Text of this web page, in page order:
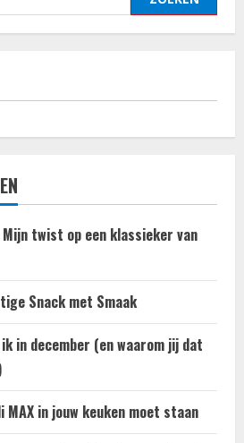
twist op een klassieker van
Snack met Smaak
in december (en waarom jij dat
MAX in jouw keuken moet staan